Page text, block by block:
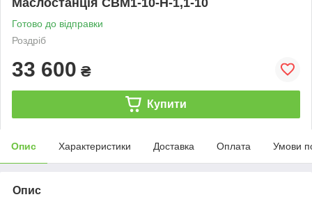
Готово до відправки
Роздріб
33 600 ₴
Купити
Опис Характеристики Доставка Оплата Умови
Опис